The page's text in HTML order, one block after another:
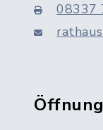
08337